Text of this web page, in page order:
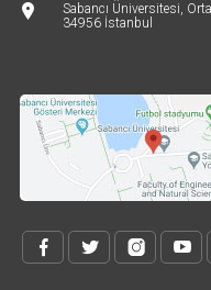
Sabancı Üniversitesi,
34956 İstanbul